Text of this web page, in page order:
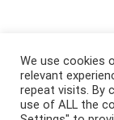
We use cookies
relevant
repeat visits. By
use of ALL the